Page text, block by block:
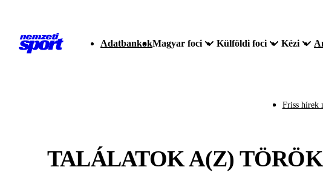
AdatbankokMagyar foci Külföldi foci Kézi
Friss hírek
TALÁLATOK A(Z)